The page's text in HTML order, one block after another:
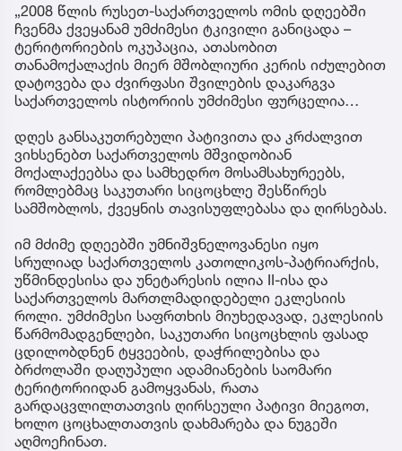
„2008 წლის რუსეთ-საქართველოს ომის დღეებში
ჩვენმა ქვეყანამ უმძიმესი ტკივილი განიცადა –
ტერიტორიების ოკუპაცია, ათასობით
თანამოქალაქის მიერ მშობლიური კერის იძულებით
დატოვება და ძვირფასი შვილების დაკარგვა
საქართველოს ისტორიის უმძიმესი ფურცელია…
დღეს განსაკუთრებული პატივითა და კრძალვით
ვიხსენებთ საქართველოს მშვიდობიან
მოქალაქეებსა და სამხედრო მოსამსახურეებს,
რომლებმაც საკუთარი სიცოცხლე შესწირეს
სამშობლოს, ქვეყნის თავისუფლებასა და ღირსებას.
იმ მძიმე დღეებში უმნიშვნელოვანესი იყო
სრულიად საქართველოს კათოლიკოს-პატრიარქის,
უწმინდესისა და უნეტარესის ილია II-ისა და
საქართველოს მართლმადიდებელი ეკლესიის
როლი. უმძიმესი საფრთხის მიუხედავად, ეკლესიის
წარმომადგენლები, საკუთარი სიცოცხლის ფასად
ცდილობდნენ ტყვეების, დაჭრილებისა და
ბრძოლაში დაღუპული ადამიანების საომარი
ტერიტორიიდან გამოყვანას, რათა
გარდაცვლილთათვის ღირსეული პატივი მიეგოთ,
ხოლო ცოცხალთათვის დახმარება და ნუგეში
აღმოეჩინათ.